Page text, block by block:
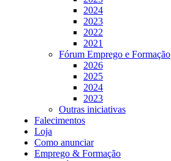
2024
2023
2022
2021
Fórum Emprego e Formação
2026
2025
2024
2023
Outras iniciativas
Falecimentos
Loja
Como anunciar
Emprego & Formação